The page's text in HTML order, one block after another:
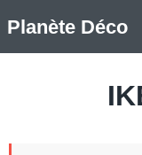
Planète Déco